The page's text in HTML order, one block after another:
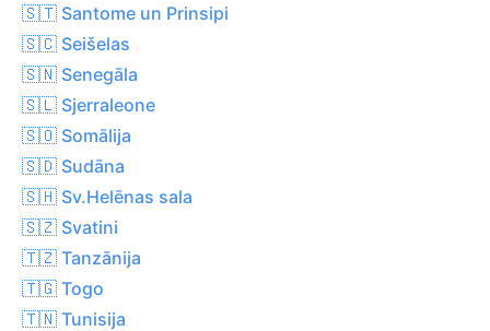
🇸🇹 Santome un Prinsipi
🇸🇨 Seišelas
🇸🇳 Senegāla
🇸🇱 Sjerraleone
🇸🇴 Somālija
🇸🇩 Sudāna
🇸🇭 Sv.Helēnas sala
🇸🇿 Svatini
🇹🇿 Tanzānija
🇹🇬 Togo
🇹🇳 Tunisija